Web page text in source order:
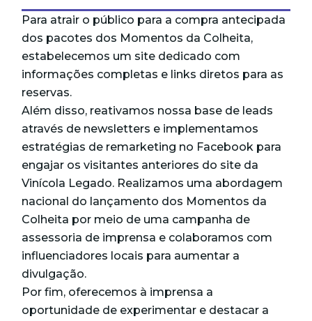
Para atrair o público para a compra antecipada
dos pacotes dos Momentos da Colheita,
estabelecemos um site dedicado com
informações completas e links diretos para as
reservas.
Além disso, reativamos nossa base de leads
através de newsletters e implementamos
estratégias de remarketing no Facebook para
engajar os visitantes anteriores do site da
Vinícola Legado. Realizamos uma abordagem
nacional do lançamento dos Momentos da
Colheita por meio de uma campanha de
assessoria de imprensa e colaboramos com
influenciadores locais para aumentar a
divulgação.
Por fim, oferecemos à imprensa a
oportunidade de experimentar e destacar a